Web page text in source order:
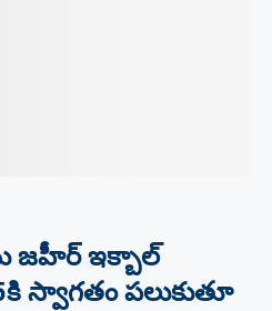
జహీర్ ఇక్బాల్
స్వాగతం పలుకుతూ